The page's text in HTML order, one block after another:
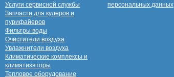
Услуги сервисной службы
Запчасти для кулеров и
пурифайеров
Фильтры воды
Очистители воздуха
Увлажнители воздуха
Климатические комплексы и
климатизаторы
Тепловое оборудование
персональных данных